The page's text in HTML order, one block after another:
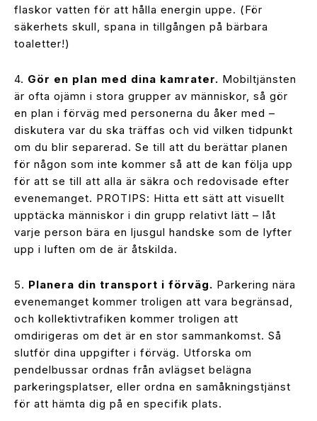
flaskor vatten för att hålla energin uppe. (För
säkerhets skull, spana in tillgången på bärbara
toaletter!)
4. Gör en plan med dina kamrater. Mobiltjänsten
är ofta ojämn i stora grupper av människor, så gör
en plan i förväg med personerna du åker med –
diskutera var du ska träffas och vid vilken tidpunkt
om du blir separerad. Se till att du berättar planen
för någon som inte kommer så att de kan följa upp
för att se till att alla är säkra och redovisade efter
evenemanget. PROTIPS: Hitta ett sätt att visuellt
upptäcka människor i din grupp relativt lätt – låt
varje person bära en ljusgul handske som de lyfter
upp i luften om de är åtskilda.
5. Planera din transport i förväg. Parkering nära
evenemanget kommer troligen att vara begränsad,
och kollektivtrafiken kommer troligen att
omdirigeras om det är en stor sammankomst. Så
slutför dina uppgifter i förväg. Utforska om
pendelbussar ordnas från avlägset belägna
parkeringsplatser, eller ordna en samåkningstjänst
för att hämta dig på en specifik plats.